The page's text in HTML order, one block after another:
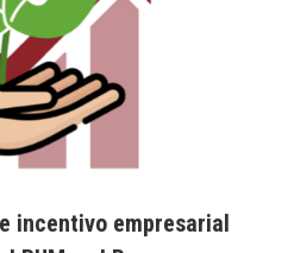
incentivo empresarial